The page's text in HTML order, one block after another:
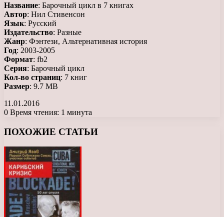
Название: Барочный цикл в 7 книгах
Автор: Нил Стивенсон
Язык: Русский
Издательство: Разные
Жанр: Фэнтези, Альтернативная история
Год: 2003-2005
Формат: fb2
Серия: Барочный цикл
Кол-во страниц: 7 книг
Размер: 9.7 MB
11.01.2016
0 Время чтения: 1 минута
ПОХОЖИЕ СТАТЬИ